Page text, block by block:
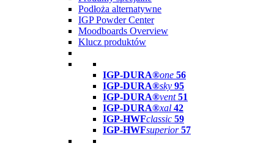
Podłoża alternatywne
IGP Powder Center
Moodboards Overview
Klucz produktów
IGP-DURA®one 56
IGP-DURA®sky 95
IGP-DURA®vent 51
IGP-DURA®xal 42
IGP-HWFclassic 59
IGP-HWFsuperior 57